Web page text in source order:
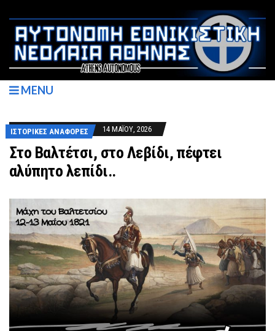
MENU
ΙΣΤΟΡΙΚΈΣ ΑΝΑΦΟΡΈΣ 14 ΜΑΪ́ΟΥ, 2026
Στο Βαλτέτσι, στο Λεβίδι, πέφτει
αλύπητο λεπίδι..